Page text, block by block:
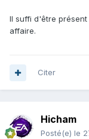
Il suffi d'être
affaire.
Citer
Hicham
Posté(e) le